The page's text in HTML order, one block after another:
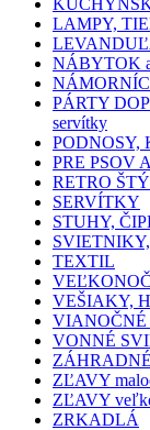
LAMPY,
NÁBYTOK
PÁRTY
servítky
PODNOSY,
PRE PSOV
RETRO
SERVÍTKY
STUHY,
TEXTIL
VEŠIAKY,
VIANOČNÉ
VONNÉ
ZĽAVY
ZĽAVY
ZRKADLÁ